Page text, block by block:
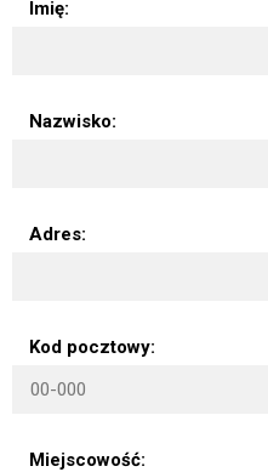
Imię:
Nazwisko:
Adres:
Kod pocztowy:
Miejscowość: